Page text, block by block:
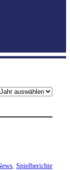
Spielberichte